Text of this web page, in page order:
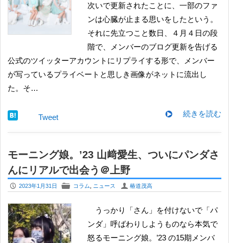
次いで更新されたことに、一部のファ
ンは心臓が止まる思いをしたという。
それに先立つこと数日、４月４日の段
階で、メンバーのブログ更新を告げる
公式のツイッターアカウントにリプライする形で、メンバー
が写っているプライベートと思しき画像がネットに流出し
た。そ…
続きを読む
Tweet
モーニング娘。’23 山﨑愛生、ついにパンダさ
んにリアルで出会う＠上野
P 2023年1月31日 F コラム ニュース U 椿道茂高
うっかり「さん」を付けないで「パ
ンダ」呼ばわりしようものなら本気で
怒るモーニング娘。’23 の15期メンバ